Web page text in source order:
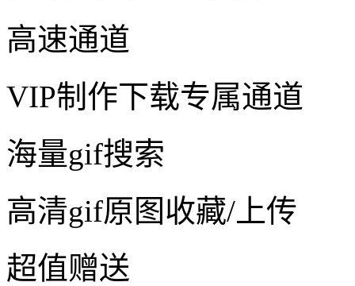
高速通道
VIP制作下载专属通道
海量gif搜索
高清gif原图收藏/上传
超值赠送